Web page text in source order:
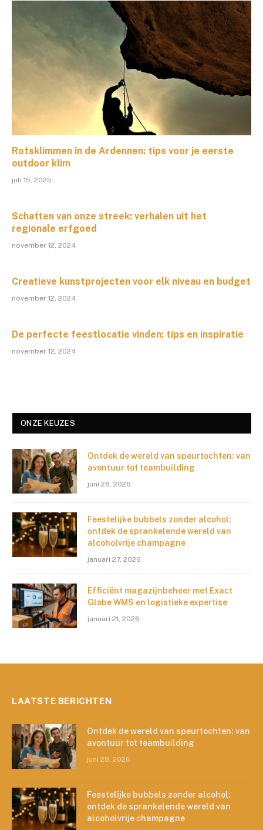
Rotsklimmen in de Ardennen: tips voor je eerste
outdoor klim
juli 15, 2025
Schatten van onze streek: verhalen uit het
regionale erfgoed
november 12, 2024
Creatieve kunstprojecten voor elk niveau en budget
november 12, 2024
De perfecte feestlocatie vinden: tips en inspiratie
november 12, 2024
ONZE KEUZES
Ontdek de wereld van speurtochten: van
avontuur tot teambuilding
juni 28, 2026
Feestelijke bubbels zonder alcohol:
ontdek de sprankelende wereld van
alcoholvrije champagne
januari 27, 2026
Efficiënt magazijnbeheer met Exact
Globe WMS en logistieke expertise
januari 21, 2026
LAATSTE BERICHTEN
Ontdek de wereld van speurtochten: van
avontuur tot teambuilding
juni 28, 2026
Feestelijke bubbels zonder alcohol:
ontdek de sprankelende wereld van
alcoholvrije champagne